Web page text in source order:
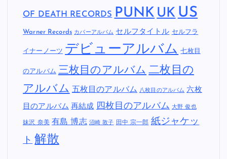
OF DEATH RECORDS PUNK UK US
Warner Records カバーアルバム セルフタイトル セルフラ
イナーノーツ デビューアルバム 七枚目
のアルバム 三枚目のアルバム 二枚目の
アルバム 五枚目のアルバム 八枚目のアルバム 六枚
目のアルバム 再結成 四枚目のアルバム 大野 俊也
妹沢 奈美 有島 博志 沼崎 敦子 田中 宗一郎 紙ジャケッ
ト 解散